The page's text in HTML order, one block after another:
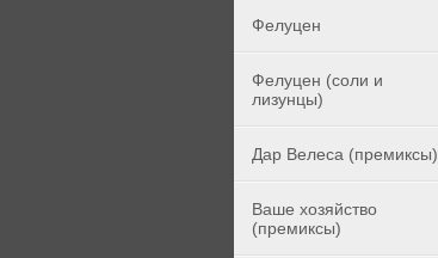
Фелуцен
Фелуцен (соли и
лизунцы)
Дар Велеса (премиксы)
Ваше хозяйство
(премиксы)